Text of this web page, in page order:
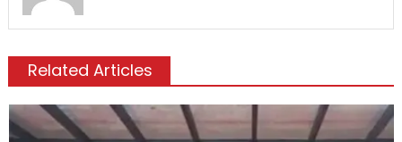
Related Articles